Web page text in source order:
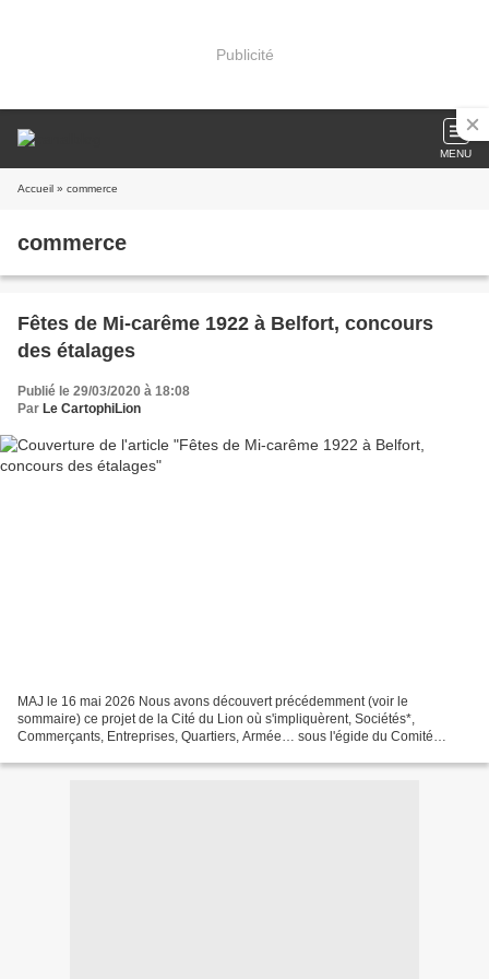
Publicité
MENU
Accueil » commerce
commerce
Fêtes de Mi-carême 1922 à Belfort, concours
des étalages
Publié le 29/03/2020 à 18:08
Par Le CartophiLion
MAJ le 16 mai 2026 Nous avons découvert précédemment (voir le
sommaire) ce projet de la Cité du Lion où s'impliquèrent, Sociétés*,
Commerçants, Entreprises, Quartiers, Armée… sous l'égide du Comité